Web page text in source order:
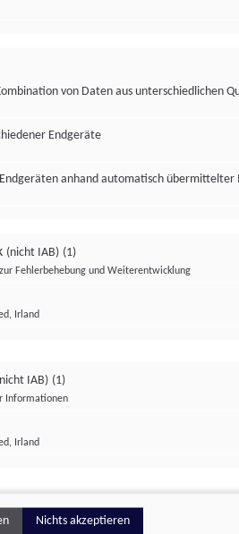
von Daten aus unterschiedlichen
Endgeräte
anhand automatisch
(nicht IAB) (1)
Fehlerbehebung und Weiterentwicklung
Irland
IAB) (1)
Informationen
Irland
Nichts akzeptieren